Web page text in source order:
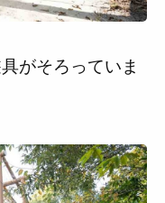
がそろっていま